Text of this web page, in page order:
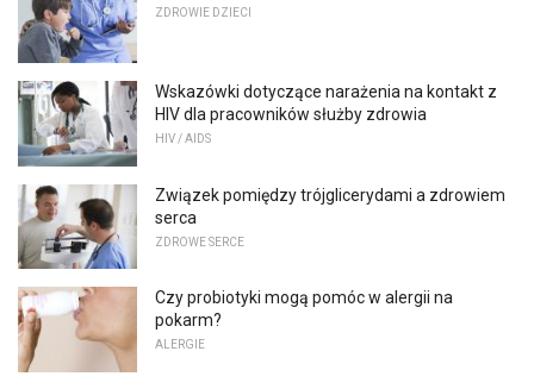
ZDROWIE DZIECI
Wskazówki dotyczące narażenia na kontakt z
HIV dla pracowników służby zdrowia
HIV / AIDS
Związek pomiędzy trójglicerydami a zdrowiem
serca
ZDROWE SERCE
Czy probiotyki mogą pomóc w alergii na
pokarm?
ALERGIE